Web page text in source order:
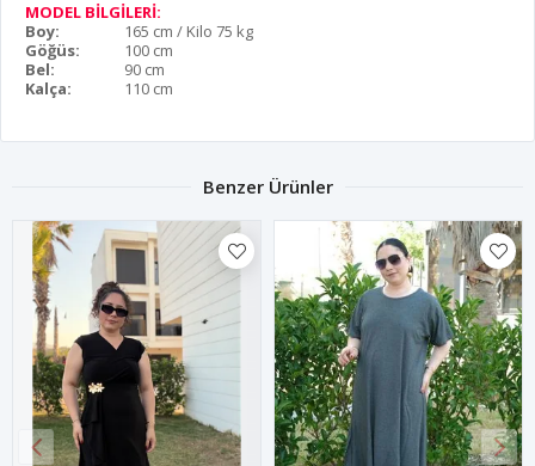
MODEL BİLGİLERİ:
Boy:
165 cm / Kilo 75 kg
Göğüs:
100 cm
Bel:
90 cm
Kalça:
110 cm
Benzer Ürünler